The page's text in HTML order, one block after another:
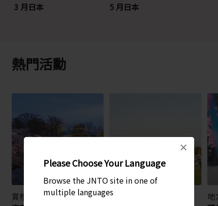
Please Choose Your Language
Browse the JNTO site in one of
multiple languages
×
3 月日本 5 月日本
熱門活勳
賞櫻
音樂節
地